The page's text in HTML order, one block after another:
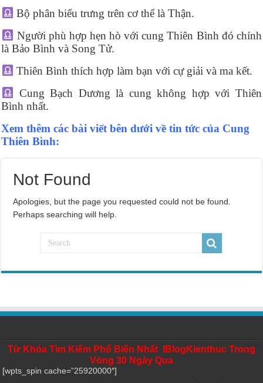
Bộ phân biểu trưng trên cơ thể là Thận.
Người phù hợp hẹn hò với cung Thiên Bình đó chính
là Bảo Bình và Song Tử.
Thiên Bình thích hợp làm bạn với cự giải và ma kết.
Cung Bạch Dương là cung không hợp với Thiên
Bình nhất.
Xem thêm các bài viết bên dưới về tin tức của Cung
Thiên Bình:
Not Found
Apologies, but the page you requested could not be found.
Perhaps searching will help.
Từ Khóa Tìm Kiếm Phổ Biến Nhất IBlogKienthuc Trong
Vòng 30 Ngày Qua
[wpts_spin cache=”25920000″]